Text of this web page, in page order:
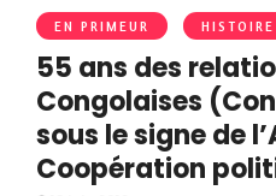
EN PRIMEUR HISTOIRE
55 ans des
Congolaises
sous le signe de
Coopération